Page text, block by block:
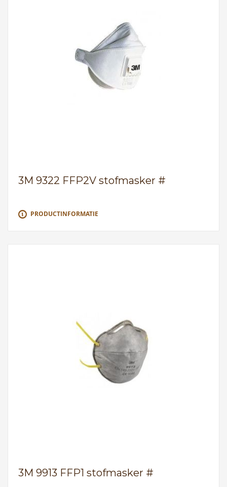
3M 9322 FFP2V stofmasker #
PRODUCTINFORMATIE
3M 9913 FFP1 stofmasker #